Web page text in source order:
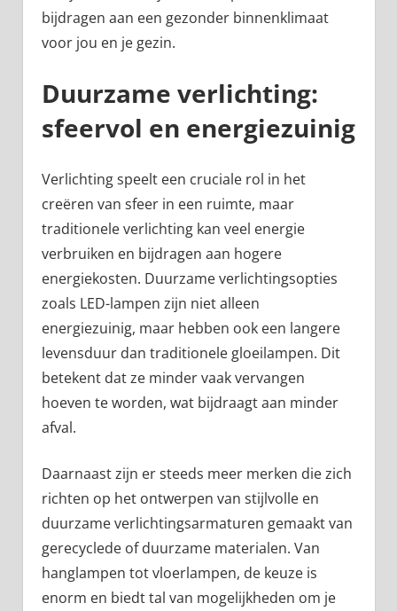
bijdragen aan een gezonder binnenklimaat
voor jou en je gezin.
Duurzame verlichting:
sfeervol en energiezuinig
Verlichting speelt een cruciale rol in het
creëren van sfeer in een ruimte, maar
traditionele verlichting kan veel energie
verbruiken en bijdragen aan hogere
energiekosten. Duurzame verlichtingsopties
zoals LED-lampen zijn niet alleen
energiezuinig, maar hebben ook een langere
levensduur dan traditionele gloeilampen. Dit
betekent dat ze minder vaak vervangen
hoeven te worden, wat bijdraagt aan minder
afval.
Daarnaast zijn er steeds meer merken die zich
richten op het ontwerpen van stijlvolle en
duurzame verlichtingsarmaturen gemaakt van
gerecyclede of duurzame materialen. Van
hanglampen tot vloerlampen, de keuze is
enorm en biedt tal van mogelijkheden om je